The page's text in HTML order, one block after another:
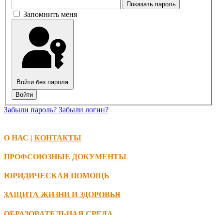
Показать пароль
Запомнить меня
Войти без пароля
Войти
Забыли пароль? Забыли логин?
О НАС | КОНТАКТЫ
ПРОФСОЮЗНЫЕ ДОКУМЕНТЫ
ЮРИДИЧЕСКАЯ ПОМОЩЬ
ЗАЩИТА ЖИЗНИ И ЗДОРОВЬЯ